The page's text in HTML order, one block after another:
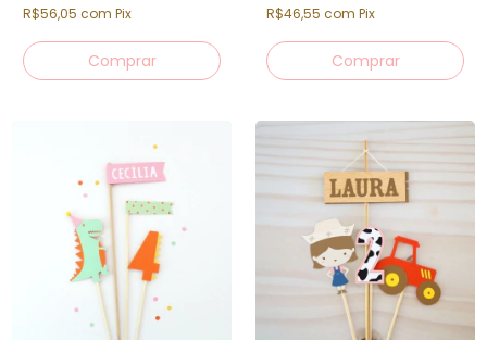
R$56,05 com Pix R$46,55 com Pix